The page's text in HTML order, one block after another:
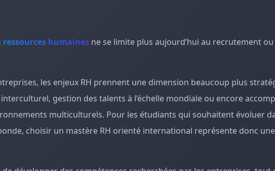
ressources humaines ne se limite plus aujourd’hui au recrutement
les enjeux RH prennent une dimension beaucoup plus
gestion des talents à l’échelle mondiale ou encore
multiculturels. Pour les étudiants qui souhaitent évoluer
choisir un mastère RH orienté international représente donc